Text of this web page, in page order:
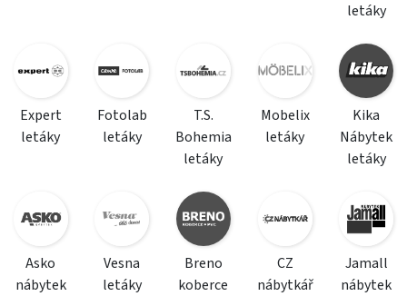
letáky
Expert
letáky
Fotolab
letáky
T.S.
Bohemia
letáky
Mobelix
letáky
Kika
Nábytek
letáky
Asko
nábytek
Vesna
letáky
Breno
koberce
CZ
nábytkář
Jamall
nábytek